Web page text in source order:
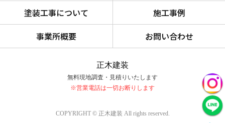
塗装工事について
施工事例
事業所概要
お問い合わせ
正木建装
無料現地調査・見積りいたします
※営業電話は一切お断りします
COPYRIGHT © 正木建装 All rights reserved.